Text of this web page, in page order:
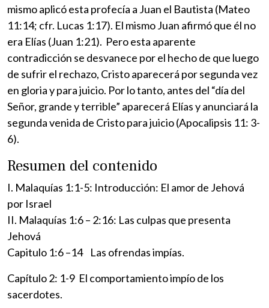
mismo aplicó esta profecía a Juan el Bautista (Mateo
11:14; cfr. Lucas 1:17). El mismo Juan afirmó que él no
era Elías (Juan 1:21). Pero esta aparente
contradicción se desvanece por el hecho de que luego
de sufrir el rechazo, Cristo aparecerá por segunda vez
en gloria y para juicio. Por lo tanto, antes del “día del
Señor, grande y terrible” aparecerá Elías y anunciará la
segunda venida de Cristo para juicio (Apocalipsis 11: 3-
6).
Resumen del contenido
I. Malaquías 1:1-5: Introducción: El amor de Jehová
por Israel
II. Malaquías 1:6 – 2:16: Las culpas que presenta
Jehová
Capitulo 1:6 –14 Las ofrendas impías.
Capítulo 2: 1-9 El comportamiento impío de los
sacerdotes.